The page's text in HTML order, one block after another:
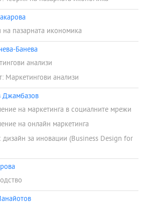
пазарната икономика
Банева
анализи
Маркетингови анализи
Джамбазов
на маркетинга в социалните мрежи
на онлайн маркетинга
за иновации (Business Design for